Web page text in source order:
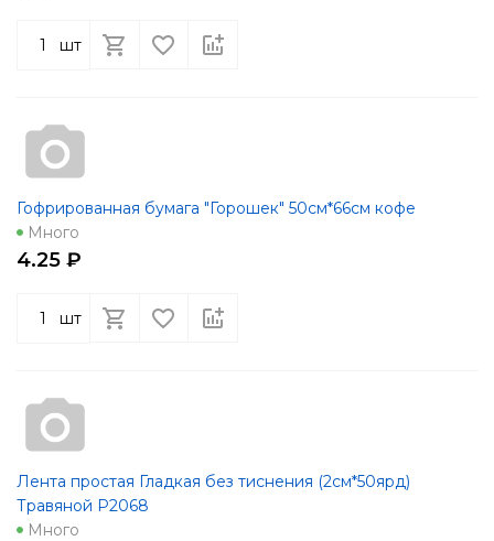
шт
Гофрированная бумага "Горошек" 50см*66см кофе
Много
4.25 ₽
шт
Лента простая Гладкая без тиснения (2см*50ярд)
Травяной Р2068
Много